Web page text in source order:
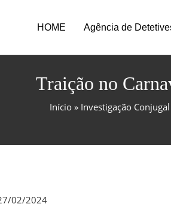
HOME Agência de
Traição no
Início » Investigação Conjugal
02/2024